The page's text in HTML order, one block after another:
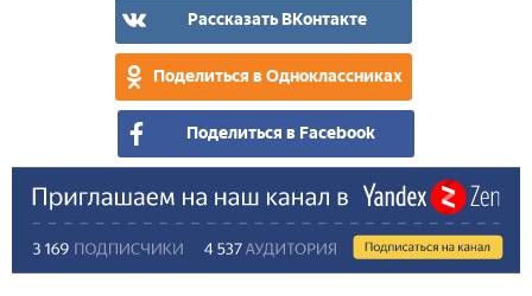
Рассказать ВКонтакте
Поделиться в Одноклассниках
Поделиться в Facebook